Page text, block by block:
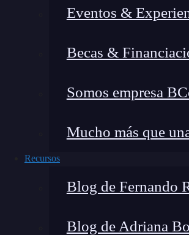
Eventos &
Becas &
Somos empresa
Mucho más que
Recursos
Blog de Fernando
Blog de Adriana